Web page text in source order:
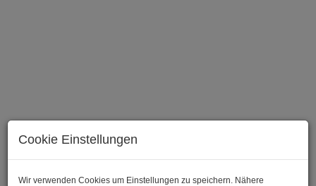
Cookie Einstellungen
Wir verwenden Cookies um Einstellungen zu speichern. Nähere